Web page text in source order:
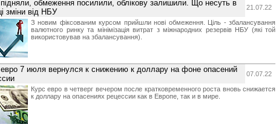
обмеження посилили, облікову залишили. Що несуть в
зміни від НБУ
21.07.22
З новим фіксованим курсом прийшли нові обмеження. Ціль - збалансування
валютного ринку та мінімізація витрат з міжнародних резервів НБУ (які той
використовував на збалансування).
евро 7 июля вернулся к снижению к доллару на фоне опасений
07.07.22
Курс евро в четверг вечером после кратковременного роста вновь снижается
к доллару на опасениях рецессии как в Европе, так и в мире.